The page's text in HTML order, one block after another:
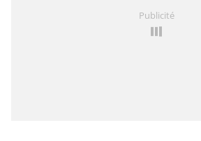
Publicité